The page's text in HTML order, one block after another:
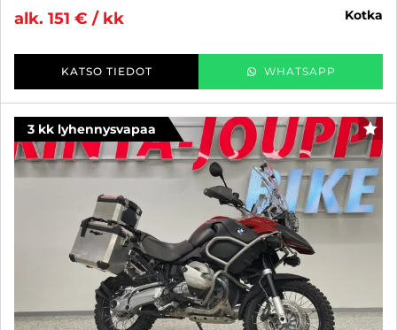
alk. 151 € / kk
kotka
KATSO TIEDOT WHATSAPP
3 kk lyhennysvapaa